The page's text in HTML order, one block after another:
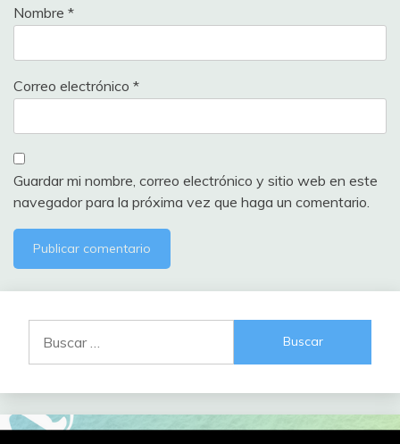
Nombre *
Correo electrónico *
Guardar mi nombre, correo electrónico y sitio web en este
navegador para la próxima vez que haga un comentario.